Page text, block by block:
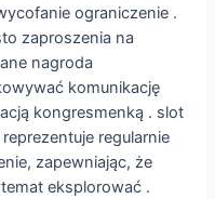
ograniczenie .
zaproszenia na
nagroda
komunikację
kongresmenką . slot
regularnie
zapewniając, że
eksplorować .